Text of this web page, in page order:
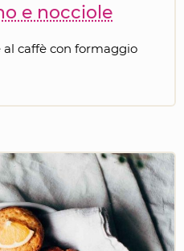
e nocciole
caffè con formaggio